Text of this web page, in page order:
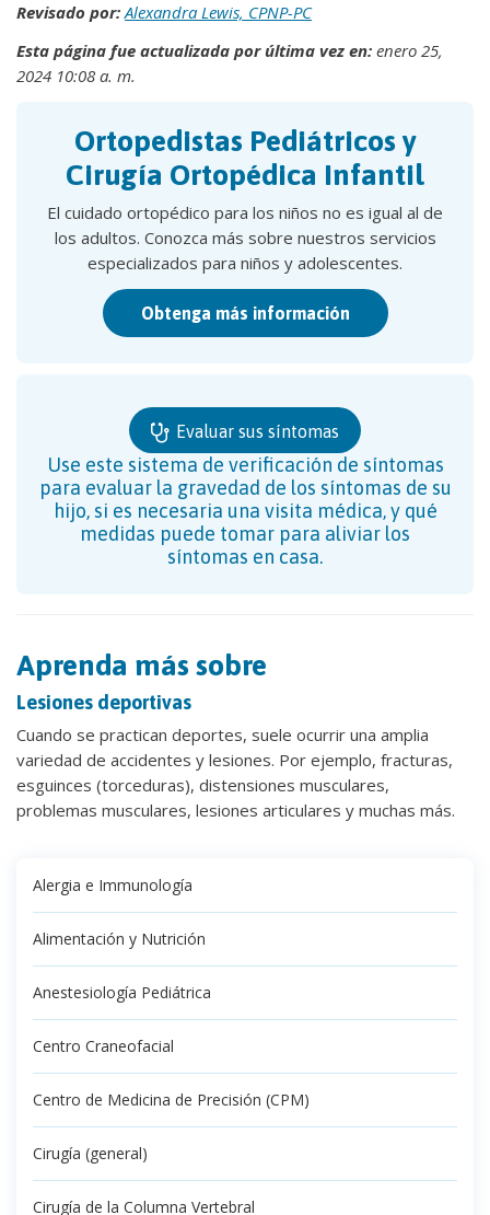
Revisado por: Alexandra Lewis, CPNP-PC
Esta página fue actualizada por última vez en: enero 25,
2024 10:08 a. m.
Ortopedistas Pediátricos y
Cirugía Ortopédica Infantil
El cuidado ortopédico para los niños no es igual al de
los adultos. Conozca más sobre nuestros servicios
especializados para niños y adolescentes.
Obtenga más información
Evaluar sus síntomas
Use este sistema de verificación de síntomas
para evaluar la gravedad de los síntomas de su
hijo, si es necesaria una visita médica, y qué
medidas puede tomar para aliviar los
síntomas en casa.
Aprenda más sobre
Lesiones deportivas
Cuando se practican deportes, suele ocurrir una amplia
variedad de accidentes y lesiones. Por ejemplo, fracturas,
esguinces (torceduras), distensiones musculares,
problemas musculares, lesiones articulares y muchas más.
Alergia e Immunología
Alimentación y Nutrición
Anestesiología Pediátrica
Centro Craneofacial
Centro de Medicina de Precisión (CPM)
Cirugía (general)
Cirugía de la Columna Vertebral